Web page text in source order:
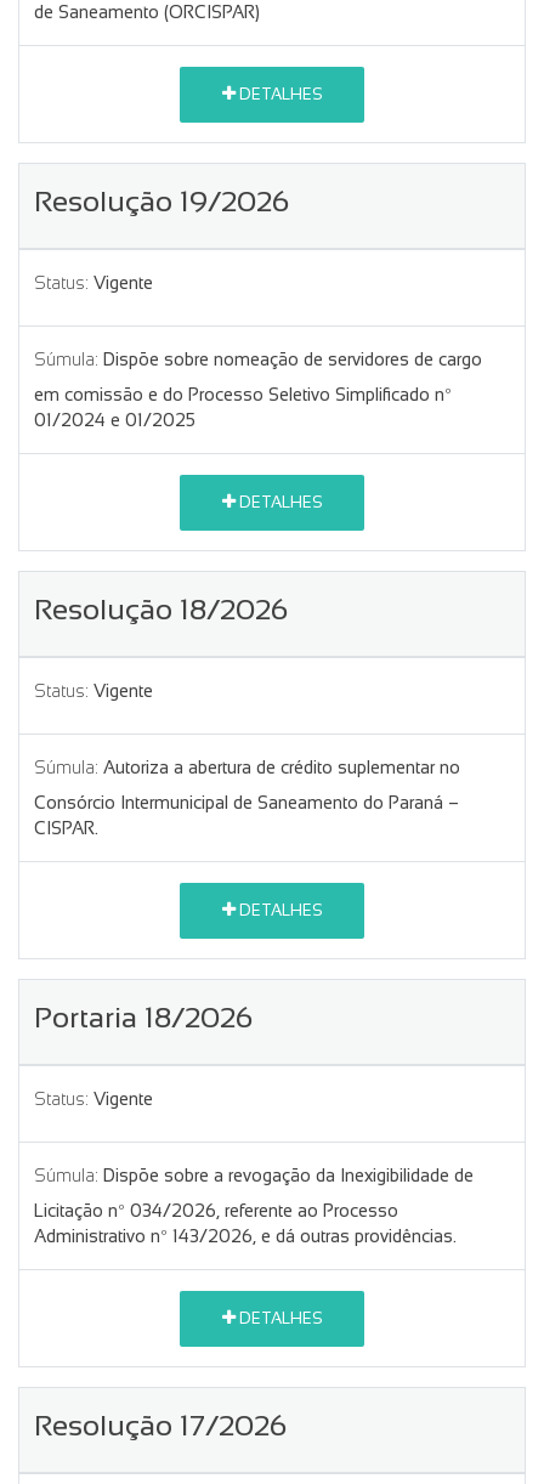
de Saneamento (ORCISPAR)
DETALHES
Resolução 19/2026
Status: Vigente
Súmula: Dispõe sobre nomeação de servidores de cargo
em comissão e do Processo Seletivo Simplificado nº
01/2024 e 01/2025
DETALHES
Resolução 18/2026
Status: Vigente
Súmula: Autoriza a abertura de crédito suplementar no
Consórcio Intermunicipal de Saneamento do Paraná –
CISPAR.
DETALHES
Portaria 18/2026
Status: Vigente
Súmula: Dispõe sobre a revogação da Inexigibilidade de
Licitação nº 034/2026, referente ao Processo
Administrativo nº 143/2026, e dá outras providências.
DETALHES
Resolução 17/2026